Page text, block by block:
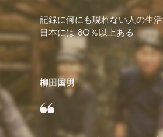
記録に何にも現れない人の生
日本には 80％以上ある
柳田国男